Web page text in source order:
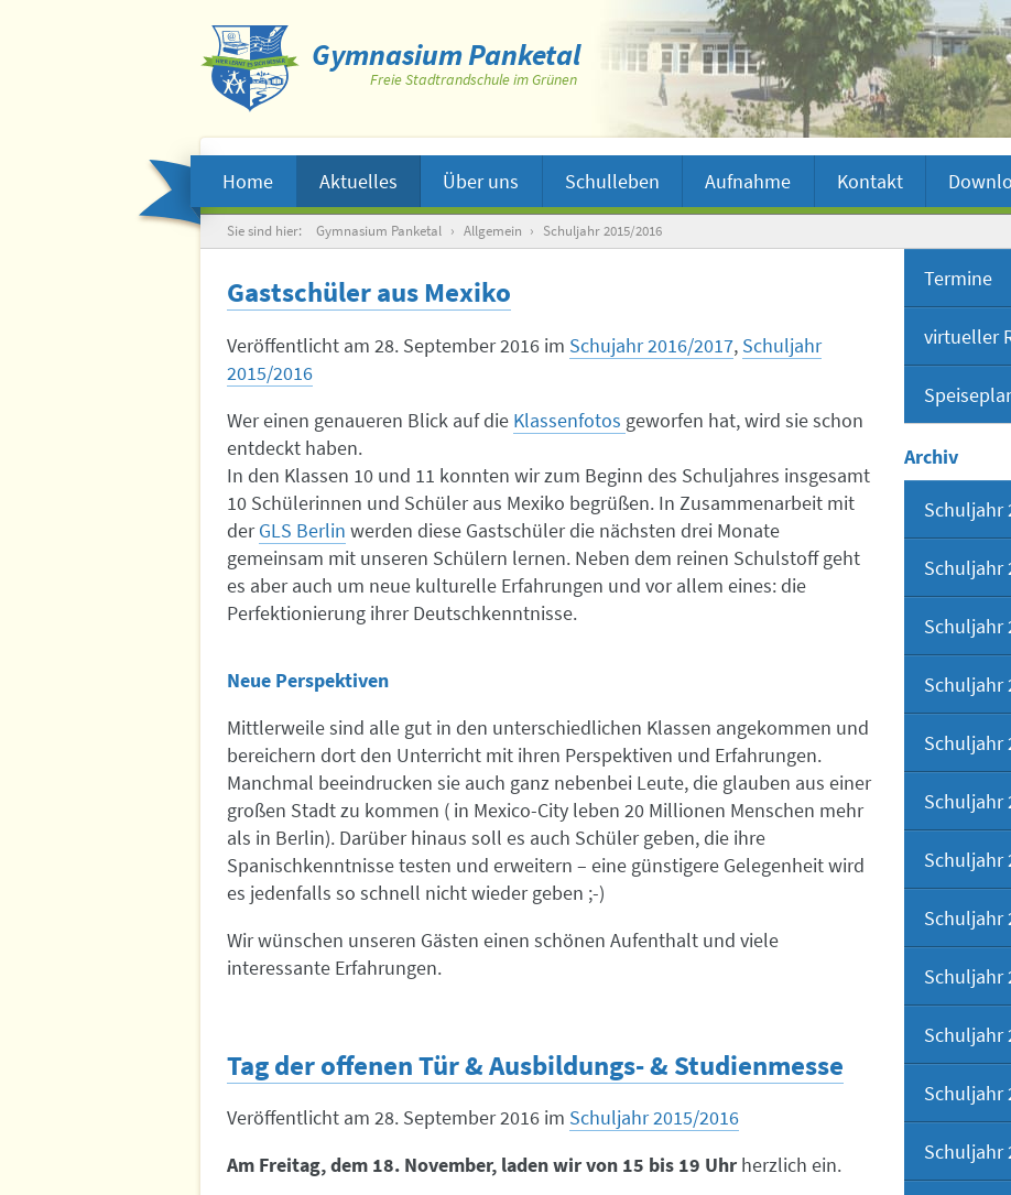
Gymnasium Panketal
Freie Stadtrandschule im Grünen
Home Aktuelles Über uns Schulleben Aufnahme Kontakt
Suche
Sie sind hier: Gymnasium Panketal › Allgemein › Schuljahr 2015/2016
Gastschüler aus Mexiko
Veröffentlicht am 28. September 2016 im Schujahr 2016/2017, Schuljahr
2015/2016
Wer einen genaueren Blick auf die Klassenfotos geworfen hat, wird sie schon
entdeckt haben.
In den Klassen 10 und 11 konnten wir zum Beginn des Schuljahres insgesamt
10 Schülerinnen und Schüler aus Mexiko begrüßen. In Zusammenarbeit mit
derGLS Berlin werden diese Gastschüler die nächsten drei Monate
gemeinsam mit unseren Schülern lernen. Neben dem reinen Schulstoff geht
es aber auch um neue kulturelle Erfahrungen und vor allem eines: die
Perfektionierung ihrer Deutschkenntnisse.
Neue Perspektiven
Mittlerweile sind alle gut in den unterschiedlichen Klassen angekommen und
bereichern dort den Unterricht mit ihren Perspektiven und Erfahrungen.
Manchmal beeindrucken sie auch ganz nebenbei Leute, die glauben aus einer
großen Stadt zu kommen ( in Mexico-City leben 20 Millionen Menschen mehr
als in Berlin). Darüber hinaus soll es auch Schüler geben, die ihre
Spanischkenntnisse testen und erweitern – eine günstigere Gelegenheit wird
es jedenfalls so schnell nicht wieder geben ;-)
Wir wünschen unseren Gästen einen schönen Aufenthalt und viele
interessante Erfahrungen.
Tag der offenen Tür & Ausbildungs- & Studienmesse
Veröffentlicht am 28. September 2016 im Schuljahr 2015/2016
Am Freitag, dem 18. November, laden wir von 15 bis 19 Uhr herzlich ein.
Termine
virtueller
Wahl
Welten
Die
Sport
Archiv
Schuljahr
Schuljahr
Schuljahr
Schuljahr
Schuljahr
Schuljahr
Schuljahr
Schuljahr
Schuljahr
Schuljahr
Schuljahr
Schuljahr